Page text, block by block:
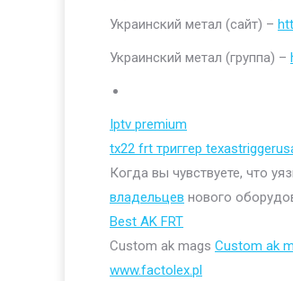
Украинский метал (сайт) –
Украинский метал (группа) –
Iptv premium
tx22 frt триггер
Когда вы чувствуете, что
владельцев нового
Best AK FRT
Custom ak mags Custom ak
www.factolex.pl